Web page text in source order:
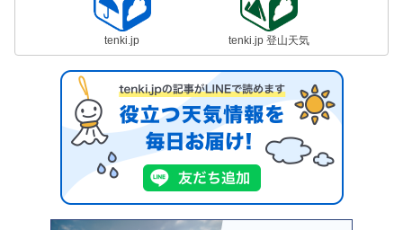
tenki.jp tenki.jp 登山天気